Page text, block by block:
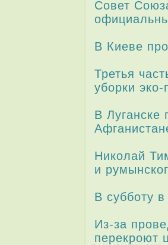
Совет
В Киеве
Третья
уборки
В Луганске
Николай
и
В субботу
Из-за
перекроют